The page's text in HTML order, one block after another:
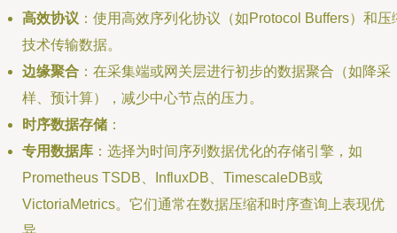
高效协议 ：使用高效序列化协议（如Protocol Buffers）和压
技术传输数据。
边缘聚合 ：在采集端或网关层进行初步的数据聚合（如降采
样、预计算），减少中心节点的压力。
时序数据存储 ：
专用数据库 ：选择为时间序列数据优化的存储引擎，如
Prometheus TSDB、InfluxDB、TimescaleDB或
VictoriaMetrics。它们通常在数据压缩和时序查询上表现优